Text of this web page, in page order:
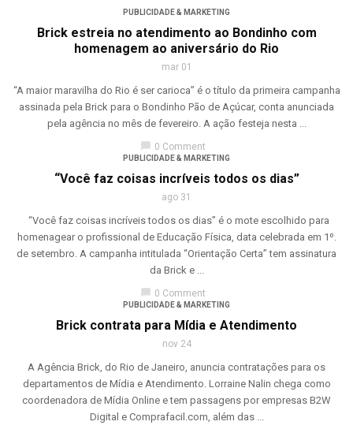
PUBLICIDADE & MARKETING
Brick estreia no atendimento ao Bondinho com
homenagem ao aniversário do Rio
mar 01
“A maior maravilha do Rio é ser carioca” é o título da primeira campanha
assinada pela Brick para o Bondinho Pão de Açúcar, conta anunciada
pela agência no mês de fevereiro. A ação festeja nesta ...
chat_bubble 0 Comment
PUBLICIDADE & MARKETING
“Você faz coisas incríveis todos os dias”
ago 31
“Você faz coisas incríveis todos os dias” é o mote escolhido para
homenagear o profissional de Educação Física, data celebrada em 1º.
de setembro. A campanha intitulada “Orientação Certa” tem assinatura
da Brick e ...
chat_bubble 0 Comment
PUBLICIDADE & MARKETING
Brick contrata para Mídia e Atendimento
nov 24
A Agência Brick, do Rio de Janeiro, anuncia contratações para os
departamentos de Mídia e Atendimento. Lorraine Nalin chega como
coordenadora de Mídia Online e tem passagens por empresas B2W
Digital e Comprafacil.com, além das ...